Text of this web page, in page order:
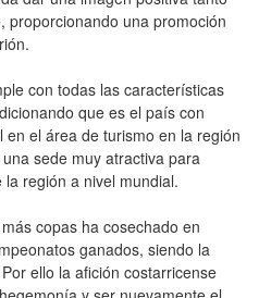
proporcionando una promoción
con todas las características
que es el país con
el área de turismo en la región
sede muy atractiva para
región a nivel mundial.
copas ha cosechado en
ganados, siendo la
ello la afición costarricense